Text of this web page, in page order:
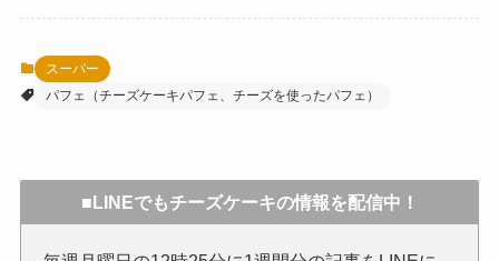
スーパー
パフェ（チーズケーキパフェ、チーズを使ったパフェ）
■LINEでもチーズケーキの情報を配信中！